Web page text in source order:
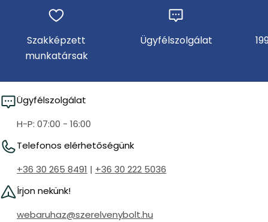
Szakképzett
munkatársak
Ügyfélszolgálat
Ügyfélszolgálat
H-P: 07:00 - 16:00
Telefonos elérhetőségünk
+36 30 265 8491 | +36 30 222 5036
Írjon nekünk!
webaruhaz@szerelvenybolt.hu